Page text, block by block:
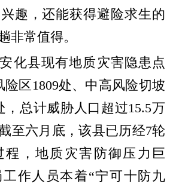
趣，还能获得避险求生的
非常值得。
化县现有地质灾害隐患点
险区1809处、中高风险切坡
，总计威胁人口超过15.5万
至六月底，该县已历经7轮
程，地质灾害防御压力巨
作人员本着“宁可十防九